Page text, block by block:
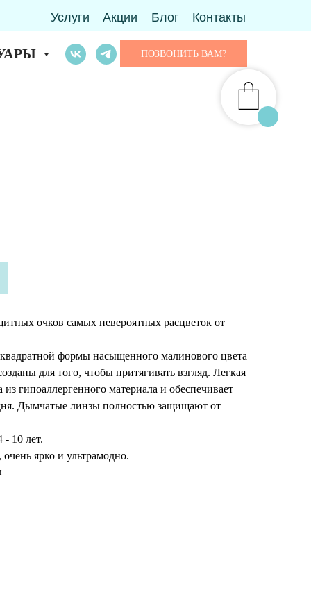
Акции
Услуги Блог Контакты
ПОЗВОНИТЬ ВАМ?
очков самых невероятных расцветок от
формы насыщенного малинового цвета
для того, чтобы притягивать взгляд. Легкая
гипоаллергенного материала и обеспечивает
Дымчатые линзы полностью защищают от
- 10 лет.
ярко и ультрамодно.